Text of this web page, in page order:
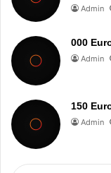
Admin
000
Admin
150
Admin